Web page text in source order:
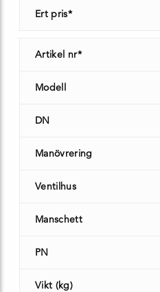
Ert pris*
Artikel nr*
Modell
DN
Manövrering
Ventilhus
Manschett
PN
Vikt (kg)